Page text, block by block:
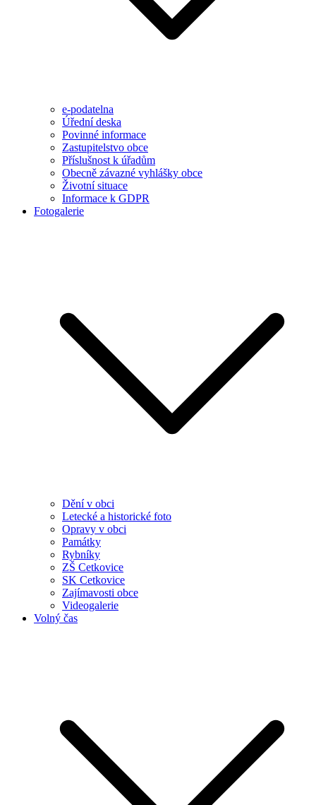
e-podatelna
Úřední deska
Povinné informace
Zastupitelstvo obce
Příslušnost k úřadům
Obecně závazné vyhlášky obce
Životní situace
Informace k GDPR
Fotogalerie
Dění v obci
Letecké a historické foto
Opravy v obci
Památky
Rybníky
ZŠ Cetkovice
SK Cetkovice
Zajímavosti obce
Videogalerie
Volný čas